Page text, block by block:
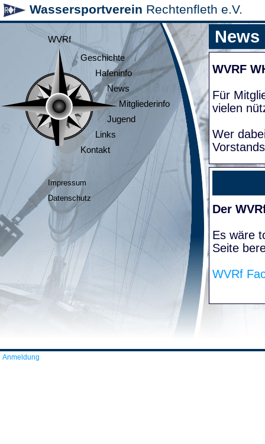
Wassersportverein Rechtenfleth e.V.
WVRf
Geschichte
Hafeninfo
News
Mitgliederinfo
Jugend
Links
Kontakt
Impressum
Datenschutz
News
WVRF
Für
vielen
Wer
Der
Es wäre
Seite
WVRf
Anmeldung